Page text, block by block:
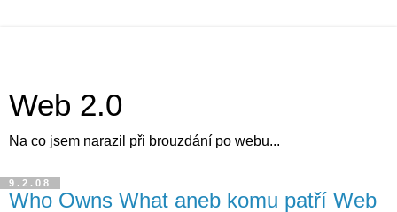
Web 2.0
Na co jsem narazil při brouzdání po webu...
9.2.08
Who Owns What aneb komu patří Web